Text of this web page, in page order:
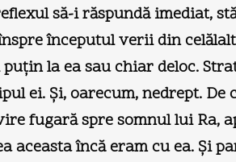
să-i răspundă imediat,
începutul verii din
la ea sau chiar deloc.
ei. Şi, oarecum, nedrept.
fugară spre somnul lui Ra,
aceasta încă eram cu ea. Şi